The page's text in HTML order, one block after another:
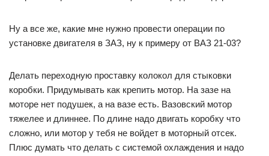
Ну а все же, какие мне нужно провести операции по
установке двигателя в ЗАЗ, ну к примеру от ВАЗ 21-03?
Делать переходную проставку колокол для стыковки
коробки. Придумывать как крепить мотор. На зазе на
моторе нет подушек, а на вазе есть. Вазовский мотор
тяжелее и длиннее. По длине надо двигать коробку что
сложно, или мотор у тебя не войдет в моторный отсек.
Плюс думать что делать с системой охлаждения и надо